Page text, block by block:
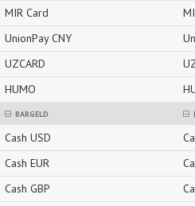
MIR Card
UnionPay CNY
UZCARD
HUMO
BARGELD
Cash USD
Cash EUR
Cash GBP